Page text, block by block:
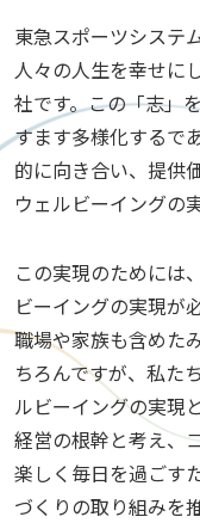
東急スポーツシステ
人々の人生を幸せに
社です。この「志」
すます多様化するで
的に向き合い、提供
ウェルビーイングの
この実現のためには
ビーイングの実現が
職場や家族も含めた
ちろんですが、私た
ルビーイングの実現
経営の根幹と考え、
楽しく毎日を過ごす
づくりの取り組みを